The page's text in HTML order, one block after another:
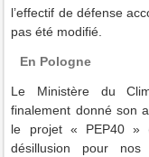
l’effectif de défense
pas été modifié.
En Pologne
Le Ministère du
finalement donné son
le projet « PEP40 »
désillusion pour